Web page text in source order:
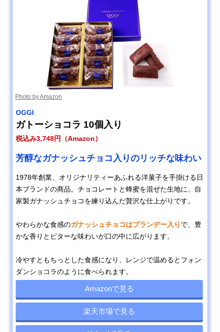
Photo by Amazon
OGGI
ガトーショコラ 10個入り
税込み3,748円（Amazon）
芳醇なガナッシュチョコ入りのリッチな味わい
1978年創業、オリジナリティーあふれる洋菓子を手掛ける日
本ブランドの商品。チョコレートと蜂蜜を混ぜた生地に、自
家製ガナッシュチョコを練り込んだ贅沢な仕上がりです。
やわらかな食感のガナッシュチョコはブランデー入り で、豊
かな香りとビターな味わいが口の中に広がります。
冷やすともちっとした食感になり、レンジで温めるとフォン
ダンショコラのように食べられます。
Amazonで見る
楽天市場で見る